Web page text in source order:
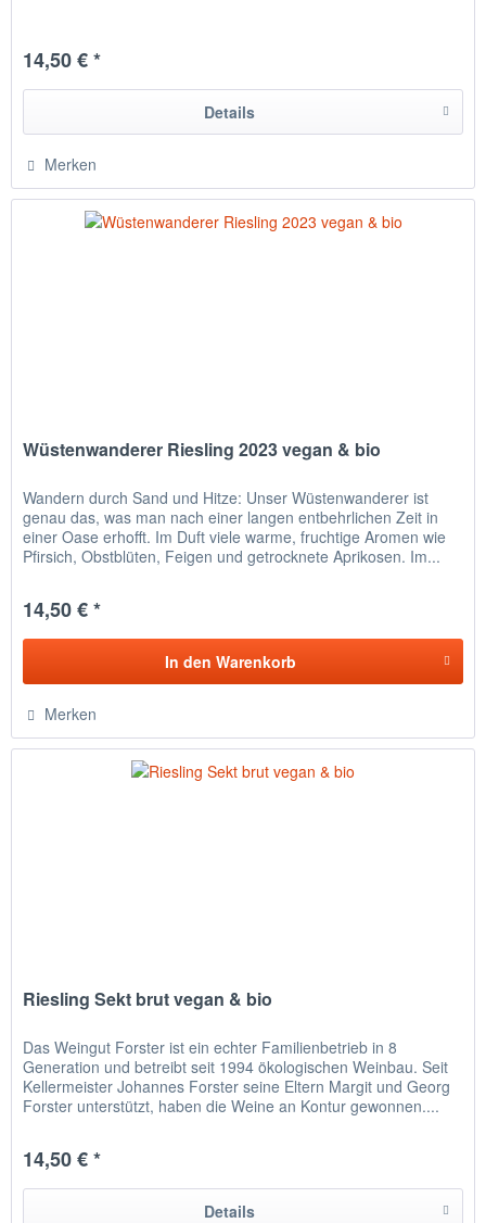
14,50 € *
Details
Merken
Wüstenwanderer Riesling 2023 vegan & bio
Wandern durch Sand und Hitze: Unser Wüstenwanderer ist
genau das, was man nach einer langen entbehrlichen Zeit in
einer Oase erhofft. Im Duft viele warme, fruchtige Aromen wie
Pfirsich, Obstblüten, Feigen und getrocknete Aprikosen. Im...
14,50 € *
In den Warenkorb
Merken
Riesling Sekt brut vegan & bio
Das Weingut Forster ist ein echter Familienbetrieb in 8
Generation und betreibt seit 1994 ökologischen Weinbau. Seit
Kellermeister Johannes Forster seine Eltern Margit und Georg
Forster unterstützt, haben die Weine an Kontur gewonnen....
14,50 € *
Details